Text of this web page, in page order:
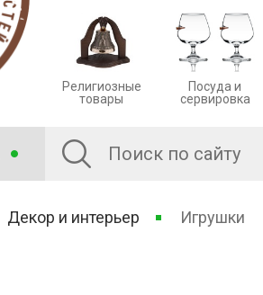
Религиозные
товары
Посуда и
сервировка
Декор и интерьер Игрушки